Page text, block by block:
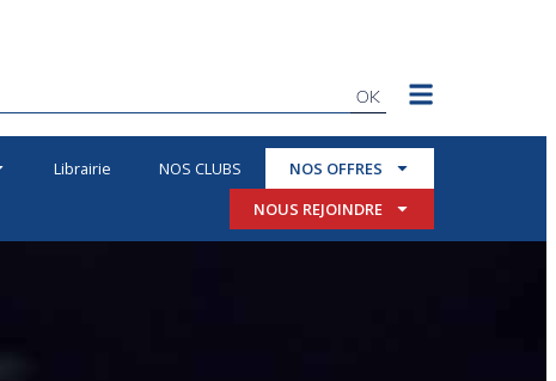
OK
Librairie NOS CLUBS
NOS OFFRES
NOUS REJOINDRE